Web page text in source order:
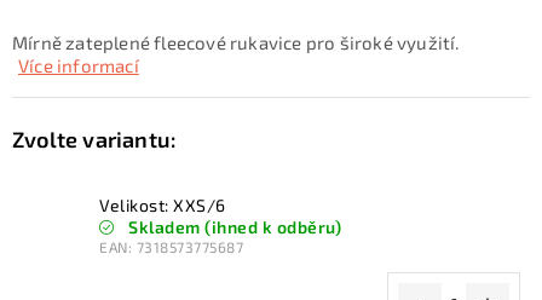
Mírně zateplené fleecové rukavice pro široké využití.
Více informací
Velikost: XXS/6
Skladem (ihned k odběru)
EAN: 7318573775687